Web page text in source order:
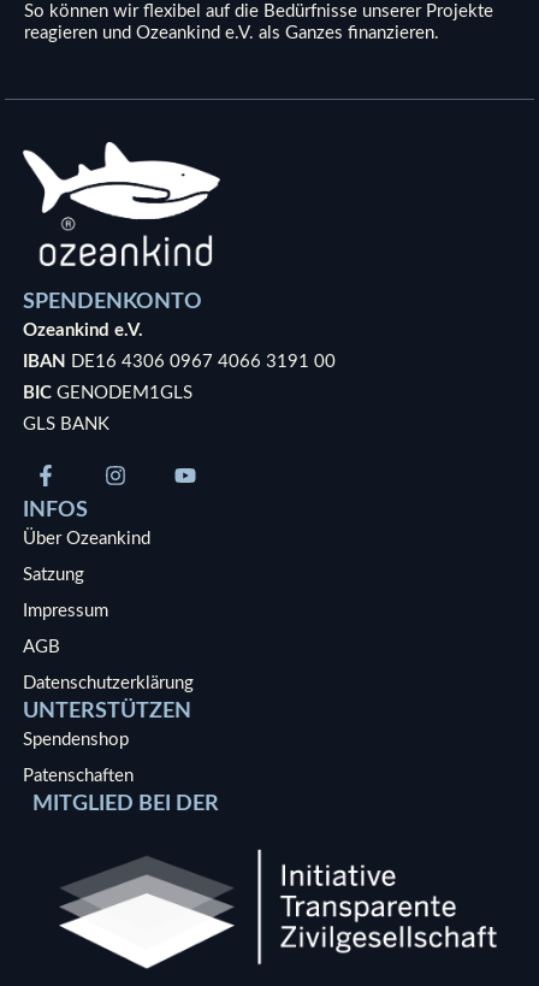
So können wir flexibel auf die Bedürfnisse unserer Projekte
reagieren und Ozeankind e.V. als Ganzes finanzieren.
SPENDENKONTO
Ozeankind e.V.
IBAN DE16 4306 0967 4066 3191 00
BICGENODEM1GLS
GLS BANK
INFOS
Über Ozeankind
Satzung
Impressum
AGB
Datenschutzerklärung
UNTERSTÜTZEN
Spendenshop
Patenschaften
MITGLIED BEI DER